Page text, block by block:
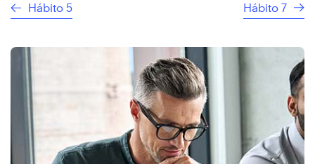
Hábito 5 Hábito 7